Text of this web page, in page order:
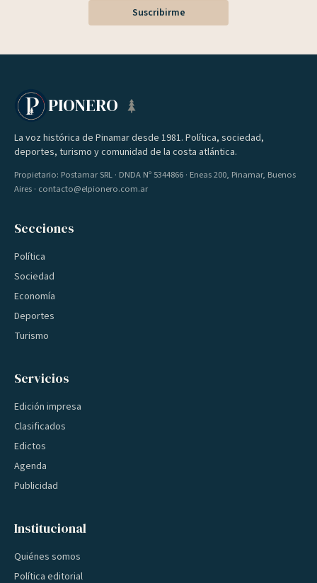
Suscribirme
PIONERO
La voz histórica de Pinamar desde 1981. Política, sociedad,
deportes, turismo y comunidad de la costa atlántica.
Propietario: Postamar SRL · DNDA Nº 5344866 · Eneas 200, Pinamar, Buenos
Aires · contacto@elpionero.com.ar
Secciones
Política
Sociedad
Economía
Deportes
Turismo
Servicios
Edición impresa
Clasificados
Edictos
Agenda
Publicidad
Institucional
Quiénes somos
Política editorial